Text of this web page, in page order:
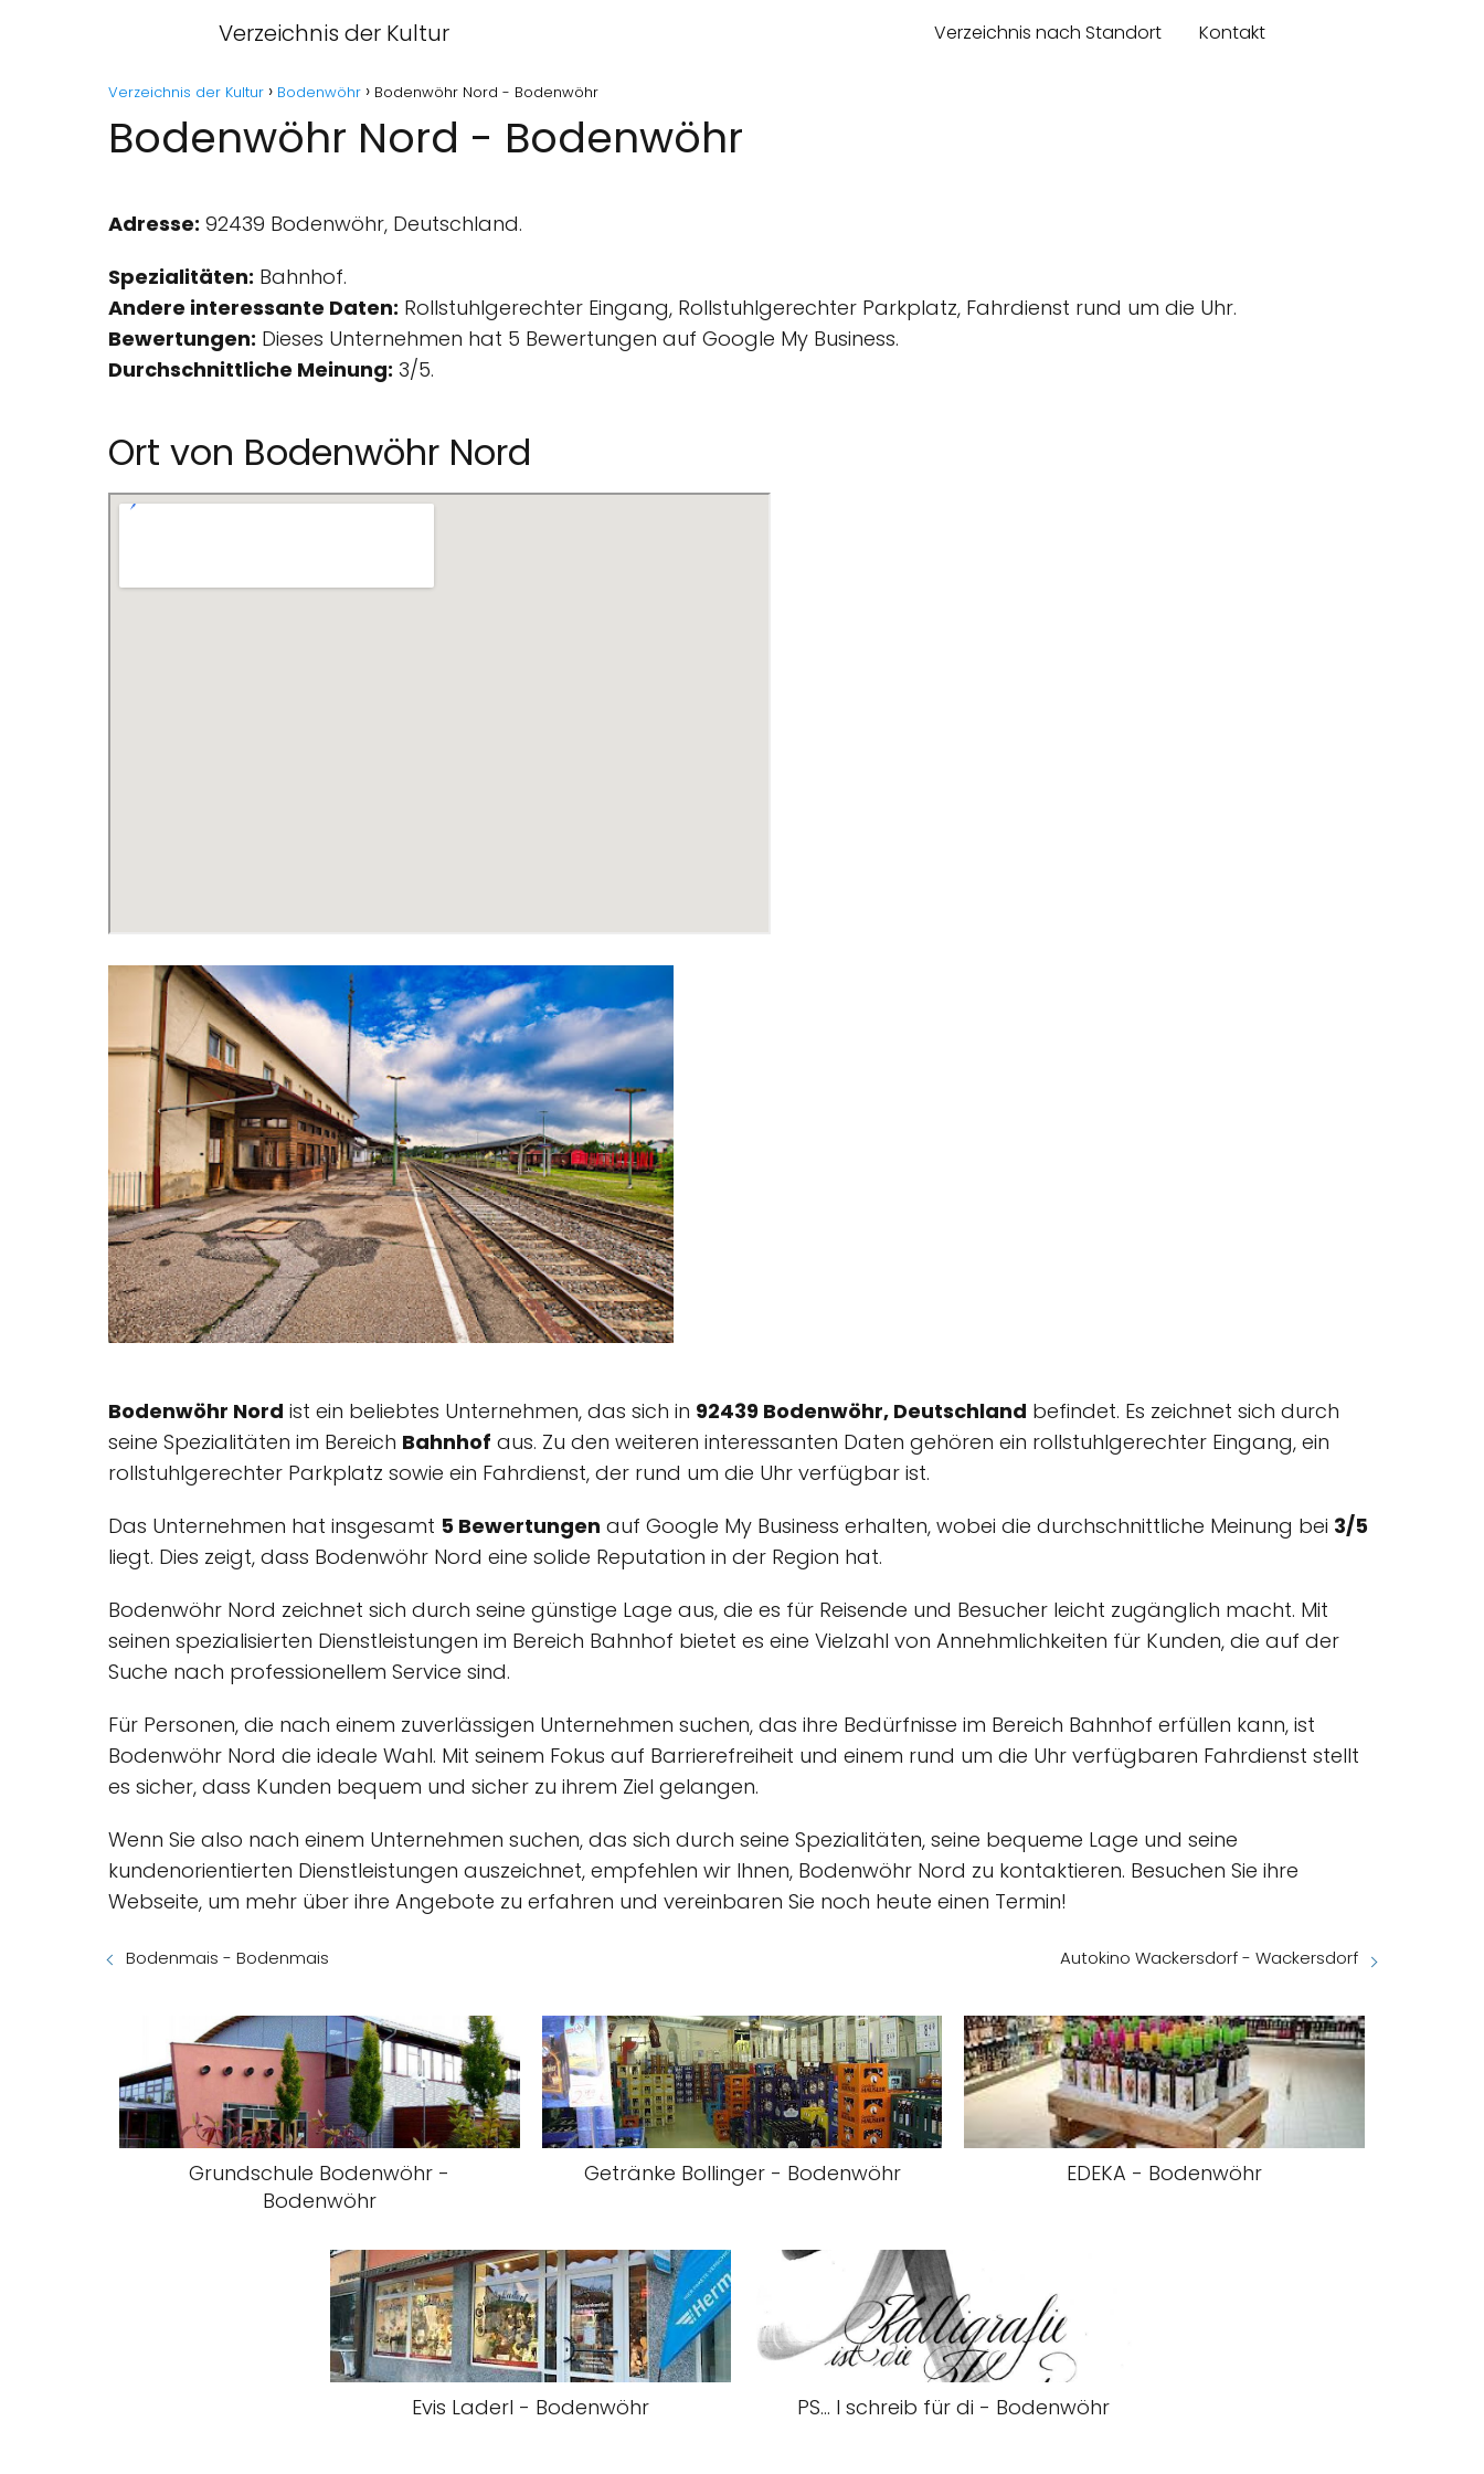
Verzeichnis der Kultur Verzeichnis nach Standort Kontakt
Verzeichnis der Kultur Bodenwöhr Bodenwöhr Nord - Bodenwöhr
Bodenwöhr Nord - Bodenwöhr
Adresse: 92439 Bodenwöhr, Deutschland.
Spezialitäten: Bahnhof.
Andere interessante Daten: Rollstuhlgerechter Eingang, Rollstuhlgerechter Parkplatz, Fahrdienst rund um die Uhr.
Bewertungen: Dieses Unternehmen hat 5 Bewertungen auf Google My Business.
Durchschnittliche Meinung: 3/5.
Ort von Bodenwöhr Nord
Bodenwöhr Nord ist ein beliebtes Unternehmen, das sich in 92439 Bodenwöhr, Deutschland befindet. Es zeichnet sich durch
seine Spezialitäten im Bereich Bahnhof aus. Zu den weiteren interessanten Daten gehören ein rollstuhlgerechter Eingang, ein
rollstuhlgerechter Parkplatz sowie ein Fahrdienst, der rund um die Uhr verfügbar ist.
Das Unternehmen hat insgesamt 5 Bewertungen auf Google My Business erhalten, wobei die durchschnittliche Meinung bei 3/5
liegt. Dies zeigt, dass Bodenwöhr Nord eine solide Reputation in der Region hat.
Bodenwöhr Nord zeichnet sich durch seine günstige Lage aus, die es für Reisende und Besucher leicht zugänglich macht. Mit
seinen spezialisierten Dienstleistungen im Bereich Bahnhof bietet es eine Vielzahl von Annehmlichkeiten für Kunden, die auf der
Suche nach professionellem Service sind.
Für Personen, die nach einem zuverlässigen Unternehmen suchen, das ihre Bedürfnisse im Bereich Bahnhof erfüllen kann, ist
Bodenwöhr Nord die ideale Wahl. Mit seinem Fokus auf Barrierefreiheit und einem rund um die Uhr verfügbaren Fahrdienst stellt
es sicher, dass Kunden bequem und sicher zu ihrem Ziel gelangen.
Wenn Sie also nach einem Unternehmen suchen, das sich durch seine Spezialitäten, seine bequeme Lage und seine
kundenorientierten Dienstleistungen auszeichnet, empfehlen wir Ihnen, Bodenwöhr Nord zu kontaktieren. Besuchen Sie ihre
Webseite, um mehr über ihre Angebote zu erfahren und vereinbaren Sie noch heute einen Termin!
Bodenmais - Bodenmais Autokino Wackersdorf - Wackersdorf
Grundschule Bodenwöhr -
Bodenwöhr
Getränke Bollinger - Bodenwöhr EDEKA - Bodenwöhr
Evis Laderl - Bodenwöhr PS... I schreib für di - Bodenwöhr